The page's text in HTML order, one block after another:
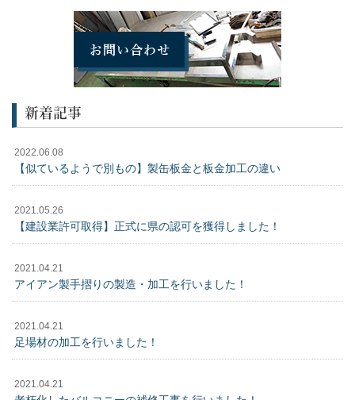
新着記事
2022.06.08
【似ているようで別もの】製缶板金と板金加工の違い
2021.05.26
【建設業許可取得】正式に県の認可を獲得しました！
2021.04.21
アイアン製手摺りの製造・加工を行いました！
2021.04.21
足場材の加工を行いました！
2021.04.21